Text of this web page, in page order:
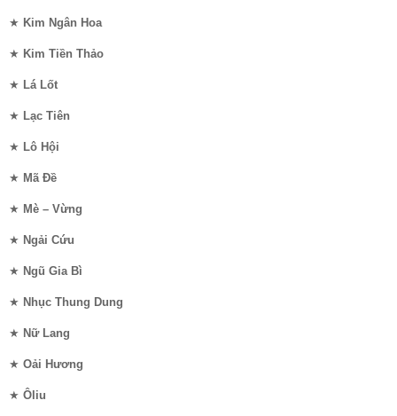
★ Kim Ngân Hoa
★ Kim Tiền Thảo
★ Lá Lốt
★ Lạc Tiên
★ Lô Hội
★ Mã Đề
★ Mè – Vừng
★ Ngải Cứu
★ Ngũ Gia Bì
★ Nhục Thung Dung
★ Nữ Lang
★ Oải Hương
★ Ôliu